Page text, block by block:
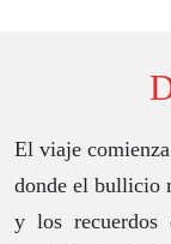
El viaje
donde el bullicio
y los